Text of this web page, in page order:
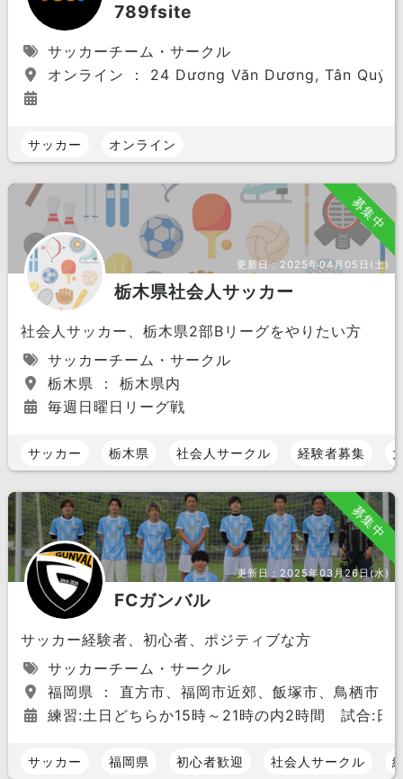
789fsite
サッカーチーム・サークル
オンライン ： 24 Dương Văn Dương, Tân
サッカー オンライン
募集中
更新日：2025年04月05日(土)
栃木県社会人サッカー
社会人サッカー、栃木県2部Bリーグをやりたい方
サッカーチーム・サークル
栃木県 ： 栃木県内
毎週日曜日リーグ戦
サッカー 栃木県 社会人サークル 経験者募集
募集中
更新日： 2025年03月26日(水)
FCガンバル
サッカー経験者、初心者、ポジティブな方
サッカーチーム・サークル
福岡県 ： 直方市、福岡市近郊、飯塚市、鳥栖市
練習:土日どちらか15時～21時の内2時間 試合:日
サッカー 福岡県 初心者歓迎 社会人サークル